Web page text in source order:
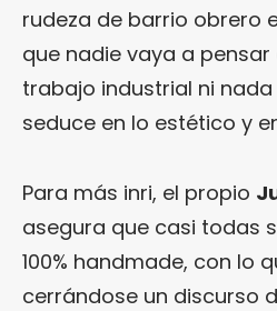
rudeza de barrio obrero
que nadie vaya a
trabajo industrial ni
seduce en lo estético y
Para más inri, el propio
asegura que casi todas
100% handmade, con lo
cerrándose un discurso